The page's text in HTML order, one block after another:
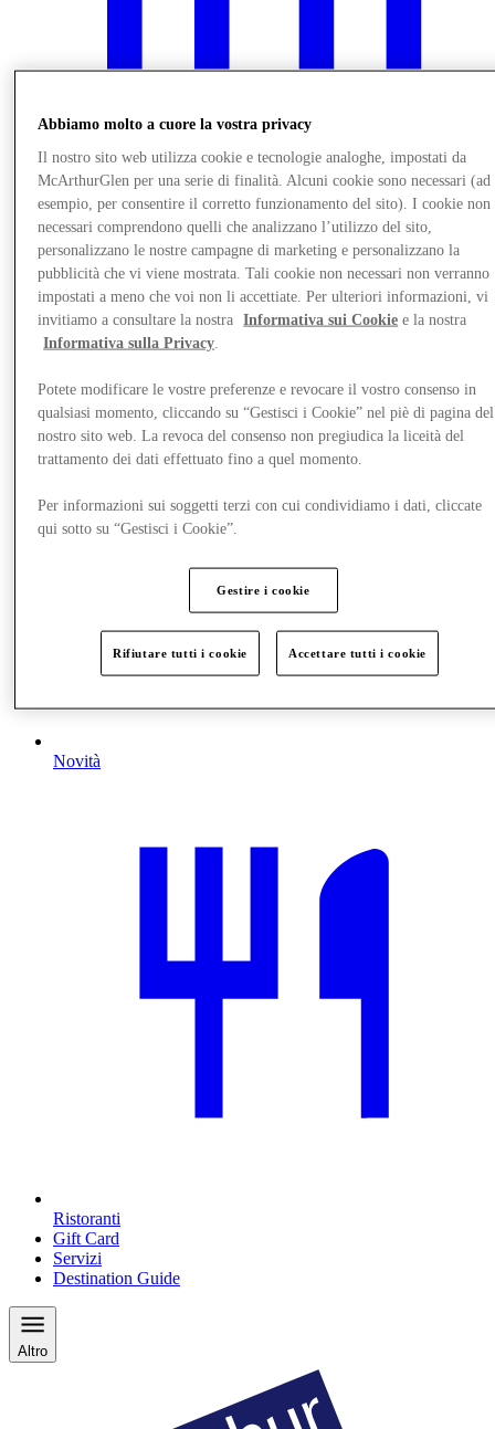
Vieni a trovarci
Novità
Ristoranti
Gift Card
Servizi
Destination Guide
Altro
Abbiamo molto a cuore la vostra privacy
Il nostro sito web utilizza cookie e tecnologie analoghe, impostati da
McArthurGlen per una serie di finalità. Alcuni cookie sono necessari (ad
esempio, per consentire il corretto funzionamento del sito). I cookie non
necessari comprendono quelli che analizzano l’utilizzo del sito,
personalizzano le nostre campagne di marketing e personalizzano la
pubblicità che vi viene mostrata. Tali cookie non necessari non verranno
impostati a meno che voi non li accettiate. Per ulteriori informazioni, vi
invitiamo a consultare la nostra
Informativa sui Cookie e la nostra
Informativa sulla Privacy
Potete modificare le vostre preferenze e revocare il vostro consenso in
qualsiasi momento, cliccando su “Gestisci i Cookie” nel piè di pagina del
nostro sito web. La revoca del consenso non pregiudica la liceità del
trattamento dei dati effettuato fino a quel momento.
Per informazioni sui soggetti terzi con cui condividiamo i dati, cliccate
qui sotto su “Gestisci i Cookie”.
Gestire i cookie
Rifiutare tutti i cookie Accettare tutti i cookie